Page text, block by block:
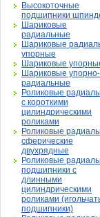
Высокоточные
подшипники
Шариковые
радиальные
Шариковые
упорные
Шариковые
Шариковые упорно-
радиальные
Роликовые
с короткими
цилиндрическими
роликами
Роликовые
сферические
двухрядные
Роликовые
подшипники с
длинными
цилиндрическими
роликами
подшипники)